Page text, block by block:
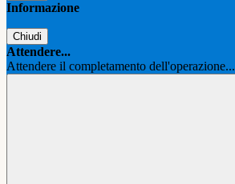
Informazione
Chiudi
Attendere...
Attendere il completamento dell'operazione...